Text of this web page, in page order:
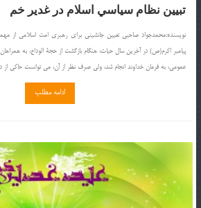
تبيين نظام سياسي اسلام در غدير خم
نويسنده:محمدجواد صاحبي تعيين جانشيني براي رهبري امت اسلامي از
پيامبر اكرم(ص) در آخرين سال حيات، هنگام بازگشت از حجة الوداع، به
عمومي، به فرمان خداوند انجام شد، ولي صرف نظر از آن، مي توانست حاكي از
ادامه مطلب